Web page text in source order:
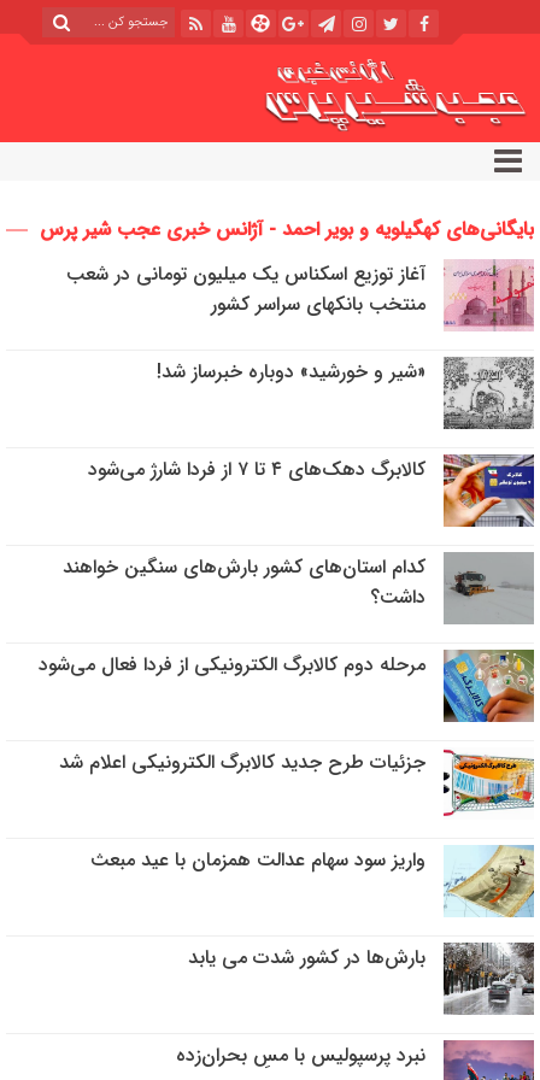
بایگانی‌های کهگیلویه و بویر احمد - آژانس خبری عجب شیر پرس
آغاز توزیع اسکناس یک میلیون تومانی در شعب
منتخب بانکهای سراسر کشور
«شیر و خورشید» دوباره خبرساز شد!
کالابرگ دهک‌های ۴ تا ۷ از فردا شارژ می‌شود
کدام استان‌های کشور بارش‌های سنگین خواهند
داشت؟‌
مرحله دوم کالابرگ الکترونیکی از فردا فعال می‌شود
جزئیات طرح جدید کالابرگ الکترونیکی اعلام شد
واریز سود سهام عدالت همزمان با عید مبعث
بارش‌ها در کشور شدت می یابد
نبرد پرسپولیس با مسِ بحران‌زده